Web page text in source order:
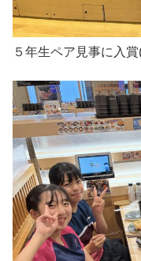
５年生ペア見事に入賞